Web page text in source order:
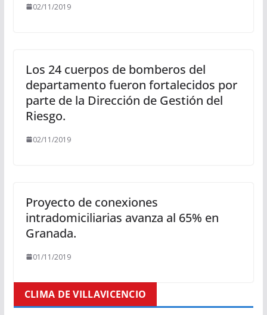
02/11/2019
Los 24 cuerpos de bomberos del
departamento fueron fortalecidos por
parte de la Dirección de Gestión del
Riesgo.
02/11/2019
Proyecto de conexiones
intradomiciliarias avanza al 65% en
Granada.
01/11/2019
CLIMA DE VILLAVICENCIO